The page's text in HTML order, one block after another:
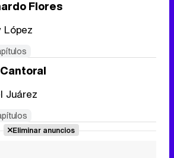
Flores
López
Juárez
Eliminar anuncios